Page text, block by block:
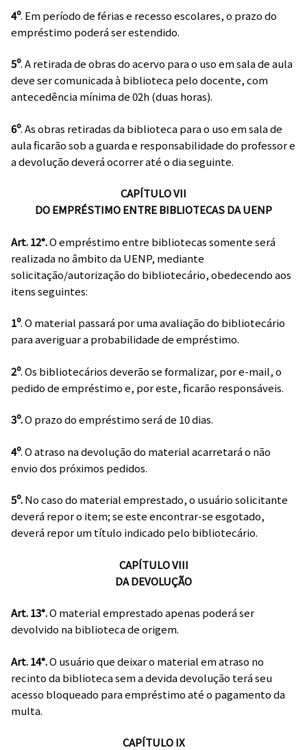
4º. Em período de férias e recesso escolares, o prazo do
empréstimo poderá ser estendido.
5º. A retirada de obras do acervo para o uso em sala de aula
deve ser comunicada à biblioteca pelo docente, com
antecedência mínima de 02h (duas horas).
6º. As obras retiradas da biblioteca para o uso em sala de
aula ficarão sob a guarda e responsabilidade do professor e
a devolução deverá ocorrer até o dia seguinte.
CAPÍTULO VII
DO EMPRÉSTIMO ENTRE BIBLIOTECAS DA UENP
Art. 12°.O empréstimo entre bibliotecas somente será
realizada no âmbito da UENP, mediante
solicitação/autorização do bibliotecário, obedecendo aos
itens seguintes:
1º. O material passará por uma avaliação do bibliotecário
para averiguar a probabilidade de empréstimo.
2º. Os bibliotecários deverão se formalizar, por e-mail, o
pedido de empréstimo e, por este, ficarão responsáveis.
3º.O prazo do empréstimo será de 10 dias.
4º. O atraso na devolução do material acarretará o não
envio dos próximos pedidos.
5º.No caso do material emprestado, o usuário solicitante
deverá repor o item; se este encontrar-se esgotado,
deverá repor um título indicado pelo bibliotecário.
CAPÍTULO VIII
DA DEVOLUÇÃO
Art. 13°.O material emprestado apenas poderá ser
devolvido na biblioteca de origem.
Art. 14°.O usuário que deixar o material em atraso no
recinto da biblioteca sem a devida devolução terá seu
acesso bloqueado para empréstimo até o pagamento da
multa.
CAPÍTULO IX